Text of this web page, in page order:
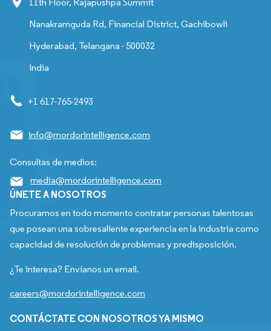
11th Floor, Rajapushpa Summit
Nanakramguda Rd, Financial District, Gachibowli
Hyderabad, Telangana - 500032
India
+1 617-765-2493
info@mordorintelligence.com
Consultas de medios:
media@mordorintelligence.com
ÚNETE A NOSOTROS
Procuramos en todo momento contratar personas talentosas
que posean una sobresaliente experiencia en la industria como
capacidad de resolución de problemas y predisposición.
¿Te interesa? Envíanos un email.
careers@mordorintelligence.com
CONTÁCTATE CON NOSOTROS YA MISMO